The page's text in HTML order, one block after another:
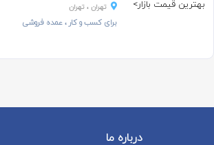
تهران، تهران
برای کسب و کار، عمده فروشی
درباره ما